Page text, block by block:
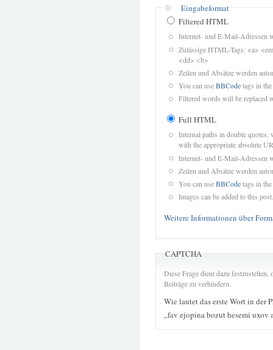
Eingabeformat
Filtered HTML
Internet- und E-Mail-Adressen
Zulässige HTML-Tags: <a>
<dd> <b>
Zeilen und Absätze werden
You can useBBCodetags in
Filtered words will be replaced
Full HTML
Internal paths in double quotes,
with the appropriate absolute
Internet- und E-Mail-Adressen
Zeilen und Absätze werden
You can useBBCodetags in
Images can be added to this post.
Weitere Informationen über
CAPTCHA
Diese Frage dient dazu
Beiträge zu verhindern.
Wie lautet das erste Wort in der
„fav ejopina bozut hesemi uxov